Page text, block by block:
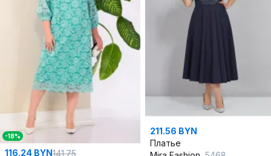
-18%
116.24 BYN141.75
211.56 BYN
Платье